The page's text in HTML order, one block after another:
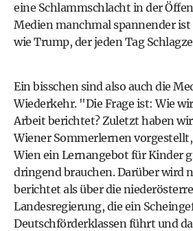
eine Schlammschlacht in der
Medien manchmal spannender
wie Trump, der jeden Tag
Ein bisschen sind also auch die
Wiederkehr. "Die Frage ist: Wie
Arbeit berichtet? Zuletzt haben
Wiener Sommerlernen
Wien ein Lernangebot für Kinder
dringend brauchen. Darüber wird
berichtet als über die
Landesregierung, die ein
Deutschförderklassen führt und